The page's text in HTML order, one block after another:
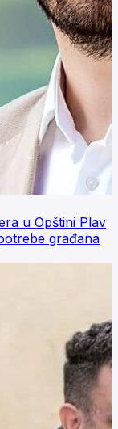
u Opštini Plav
građana